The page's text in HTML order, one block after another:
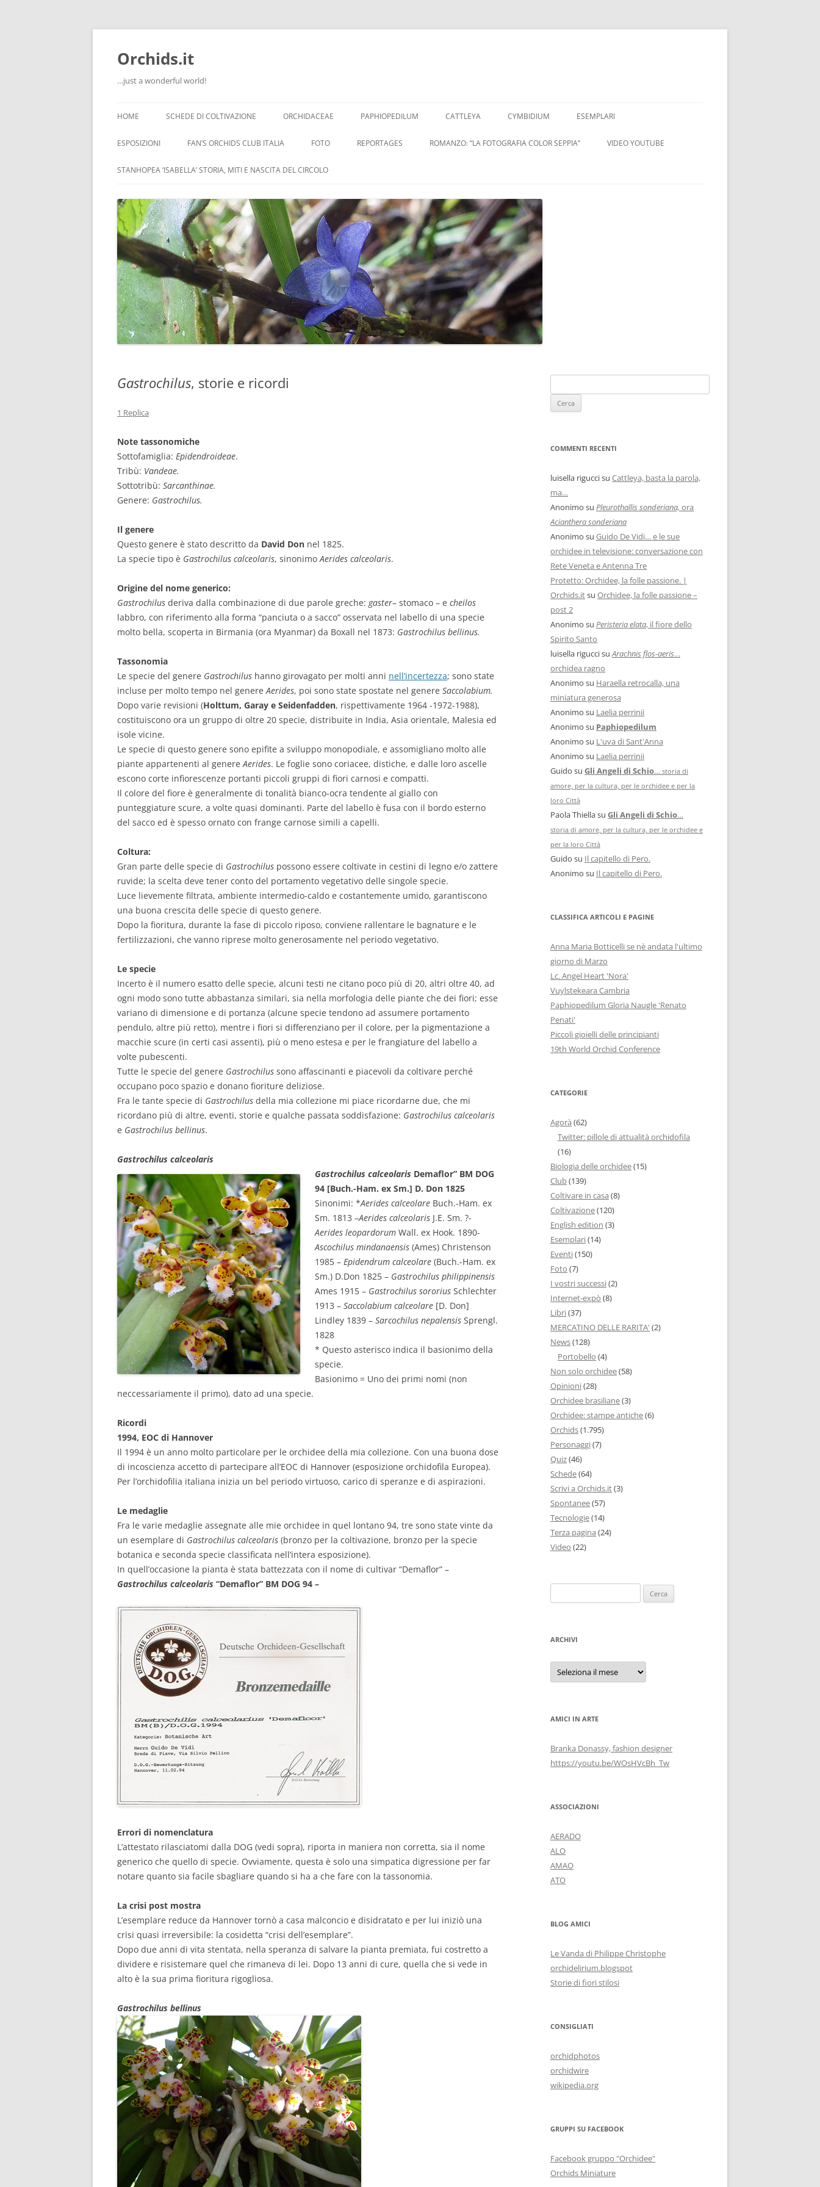
Orchids.it
…just a wonderful world!
al
HOME
INFO
LA SERRA DI GUIDO
SCHEDE DI COLTIVAZIONE ORCHIDACEAE PAPHIOPEDILUM CATTLEYA CYMBIDIUM ESEMPLARI
ESPOSIZIONI FAN’S ORCHIDS CLUB ITALIA FOTO REPORTAGES ROMANZO: “LA FOTOGRAFIA COLOR SEPPIA” VIDEO YOUTUBE
STANHOPEA ‘ISABELLA’ STORIA, MITI E NASCITA DEL CIRCOLO
Gastrochilus, storie e ricordi
1 Replica
Note tassonomiche
Sottofamiglia: Epidendroideae.
Tribù: Vandeae.
Sottotribù: Sarcanthinae.
Genere: Gastrochilus.
Il genere
Questo genere è stato descritto da David Don nel 1825.
La specie tipo è Gastrochilus calceolaris, sinonimoAerides calceolaris.
Origine del nome generico:
Gastrochilus deriva dalla combinazione di due parole greche: gaster– stomaco – e cheilos
labbro, con riferimento alla forma “panciuta o a sacco” osservata nel labello di una specie
molto bella, scoperta in Birmania (ora Myanmar) da Boxall nel 1873: Gastrochilus bellinus.
Tassonomia
Le specie del genere Gastrochilus hanno girovagato per molti anni nell’incertezza; sono state
incluse per molto tempo nel genereAerides, poi sono state spostate nel genere Saccolabium.
Dopo varie revisioni (Holttum, Garay e Seidenfadden, rispettivamente 1964 -1972-1988),
costituiscono ora un gruppo di oltre 20 specie, distribuite in India, Asia orientale, Malesia ed
isole vicine.
Le specie di questo genere sono epifite a sviluppo monopodiale, e assomigliano molto alle
piante appartenenti al genereAerides. Le foglie sono coriacee, distiche, e dalle loro ascelle
escono corte infiorescenze portanti piccoli gruppi di fiori carnosi e compatti.
Il colore del fiore è generalmente di tonalità bianco-ocra tendente al giallo con
punteggiature scure, a volte quasi dominanti. Parte del labello è fusa con il bordo esterno
del sacco ed è spesso ornato con frange carnose simili a capelli.
Coltura:
Gran parte delle specie di Gastrochilus possono essere coltivate in cestini di legno e/o zattere
ruvide; la scelta deve tener conto del portamento vegetativo delle singole specie.
Luce lievemente filtrata, ambiente intermedio-caldo e costantemente umido, garantiscono
una buona crescita delle specie di questo genere.
Dopo la fioritura, durante la fase di piccolo riposo, conviene rallentare le bagnature e le
fertilizzazioni, che vanno riprese molto generosamente nel periodo vegetativo.
Le specie
Incerto è il numero esatto delle specie, alcuni testi ne citano poco più di 20, altri oltre 40, ad
ogni modo sono tutte abbastanza similari, sia nella morfologia delle piante che dei fiori; esse
variano di dimensione e di portanza (alcune specie tendono ad assumere portamento
pendulo, altre più retto), mentre i fiori si differenziano per il colore, per la pigmentazione a
macchie scure (in certi casi assenti), più o meno estesa e per le frangiature del labello a
volte pubescenti.
Tutte le specie del genere Gastrochilus sono affascinanti e piacevoli da coltivare perché
occupano poco spazio e donano fioriture deliziose.
Fra le tante specie di Gastrochilus della mia collezione mi piace ricordarne due, che mi
ricordano più di altre, eventi, storie e qualche passata soddisfazione: Gastrochilus calceolaris
e Gastrochilus bellinus.
Gastrochilus calceolaris
Gastrochilus calceolaris Demaflor” BM DOG
94 [Buch.-Ham. ex Sm.] D. Don 1825
Sinonimi: *Aerides calceolare Buch.-Ham. ex
Sm. 1813 –Aerides calceolaris J.E. Sm. ?-
Aerides leopardorum Wall. ex Hook. 1890-
Ascochilus mindanaensis (Ames) Christenson
1985 – Epidendrum calceolare (Buch.-Ham. ex
Sm.) D.Don 1825 – Gastrochilus philippinensis
Ames 1915 – Gastrochilus sororius Schlechter
1913 – Saccolabium calceolare [D. Don]
Lindley 1839 – Sarcochilus nepalensis Sprengl.
1828
* Questo asterisco indica il basionimo della
specie.
Basionimo = Uno dei primi nomi (non
neccessariamente il primo), dato ad una specie.
Ricordi
1994, EOC di Hannover
Il 1994 è un anno molto particolare per le orchidee della mia collezione. Con una buona dose
di incoscienza accetto di partecipare all’EOC di Hannover (esposizione orchidofila Europea).
Per l’orchidofilia italiana inizia un bel periodo virtuoso, carico di speranze e di aspirazioni.
Le medaglie
Fra le varie medaglie assegnate alle mie orchidee in quel lontano 94, tre sono state vinte da
un esemplare di Gastrochilus calceolaris (bronzo per la coltivazione, bronzo per la specie
botanica e seconda specie classificata nell’intera esposizione).
In quell’occasione la pianta è stata battezzata con il nome di cultivar “Demaflor” –
Gastrochilus calceolaris “Demaflor” BM DOG 94 –
Errori di nomenclatura
L’attestato rilasciatomi dalla DOG (vedi sopra), riporta in maniera non corretta, sia il nome
generico che quello di specie. Ovviamente, questa è solo una simpatica digressione per far
notare quanto sia facile sbagliare quando si ha a che fare con la tassonomia.
La crisi post mostra
L’esemplare reduce da Hannover tornò a casa malconcio e disidratato e per lui iniziò una
crisi quasi irreversibile: la cosidetta “crisi dell’esemplare”.
Dopo due anni di vita stentata, nella speranza di salvare la pianta premiata, fui costretto a
dividere e risistemare quel che rimaneva di lei. Dopo 13 anni di cure, quella che si vede in
alto è la sua prima fioritura rigogliosa.
Gastrochilus bellinus
COMMENTI RECENTI
luisella riguccisu Cattleya, basta la parola,
ma…
Anonimo su Pleurothallis sonderiana, ora
Acianthera sonderiana
Anonimo su Guido De Vidi… e le sue
orchidee in televisione: conversazione con
Rete Veneta e Antenna Tre
Protetto: Orchidee, la folle passione. |
Orchids.itsu Orchidee, la folle passione –
post 2
Anonimo su Peristeria elata, il fiore dello
Spirito Santo
luisella riguccisuArachnis flos-aeris…
orchidea ragno
Anonimo su Haraella retrocalla, una
miniatura generosa
Anonimo su Laelia perrinii
Anonimo su Paphiopedilum
Anonimo su L'uva di Sant'Anna
Anonimo su Laelia perrinii
Guido su Gli Angeli di Schio… storia di
amore, per la cultura, per le orchidee e per la
loro Città
Paola Thiellasu Gli Angeli di Schio…
storia di amore, per la cultura, per le orchidee e
per la loro Città
Guido su Il capitello di Pero.
Anonimo su Il capitello di Pero.
CLASSIFICA ARTICOLI E PAGINE
Anna Maria Botticelli se nè andata l'ultimo
giorno di Marzo
Lc. Angel Heart 'Nora'
Vuylstekeara Cambria
Paphiopedilum Gloria Naugle 'Renato
Penati'
Piccoli gioielli delle principianti
19th World Orchid Conference
CATEGORIE
Agorà (62)
Twitter: pillole di attualità orchidofila
(16)
Biologia delle orchidee(15)
Club(139)
Coltivare in casa (8)
Coltivazione(120)
English edition (3)
Esemplari(14)
Eventi(150)
Foto (7)
I vostri successi(2)
Internet-expò (8)
Libri(37)
MERCATINO DELLE RARITA' (2)
News(128)
Portobello (4)
Non solo orchidee(58)
Opinioni(28)
Orchidee brasiliane(3)
Orchidee: stampe antiche(6)
Orchids(1.795)
Personaggi(7)
Quiz(46)
Schede(64)
Scrivi a Orchids.it(3)
Spontanee(57)
Tecnologie(14)
Terza pagina (24)
Video (22)
per:
ARCHIVI
Archivi
AMICI IN ARTE
Branka Donassy, fashion designer
https://youtu.be/WOsHVcBh_Tw
ASSOCIAZIONI
AERADO
ALO
AMAO
ATO
BLOG AMICI
Le Vanda di Philippe Christophe
orchidelirium.blogspot
Storie di fiori stilosi
CONSIGLIATI
orchidphotos
orchidwire
wikipedia.org
GRUPPI SU FACEBOOK
Facebook gruppo "Orchidee"
Orchids Miniature